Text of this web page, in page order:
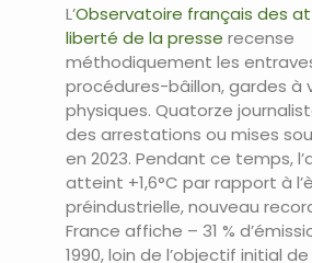
L’Observatoire français des
liberté de la presse recense
méthodiquement les
procédures-bâillon, gardes à
physiques. Quatorze
des arrestations ou mises
en 2023. Pendant ce temps,
atteint +1,6°C par rapport à
préindustrielle, nouveau
France affiche – 31 %
1990, loin de l’objectif initial de